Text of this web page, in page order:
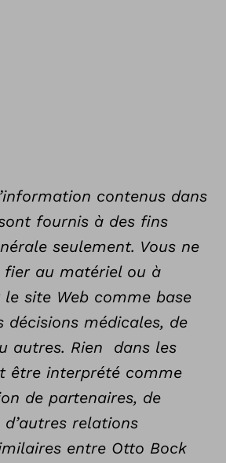
contenus dans
fournis à des fins
seulement. Vous ne
fier au matériel ou à
site Web comme base
décisions médicales, de
autres. Rien dans les
être interprété comme
de partenaires, de
relations
entre Otto Bock